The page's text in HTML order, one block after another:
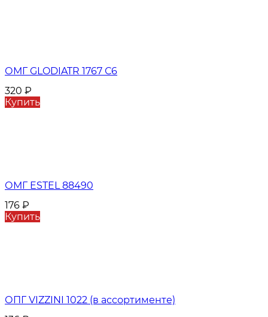
ОМГ GLODIATR 1767 С6
320 ₽
Купить
ОМГ ESTEL 88490
176 ₽
Купить
ОПГ VIZZINI 1022 (в ассортименте)